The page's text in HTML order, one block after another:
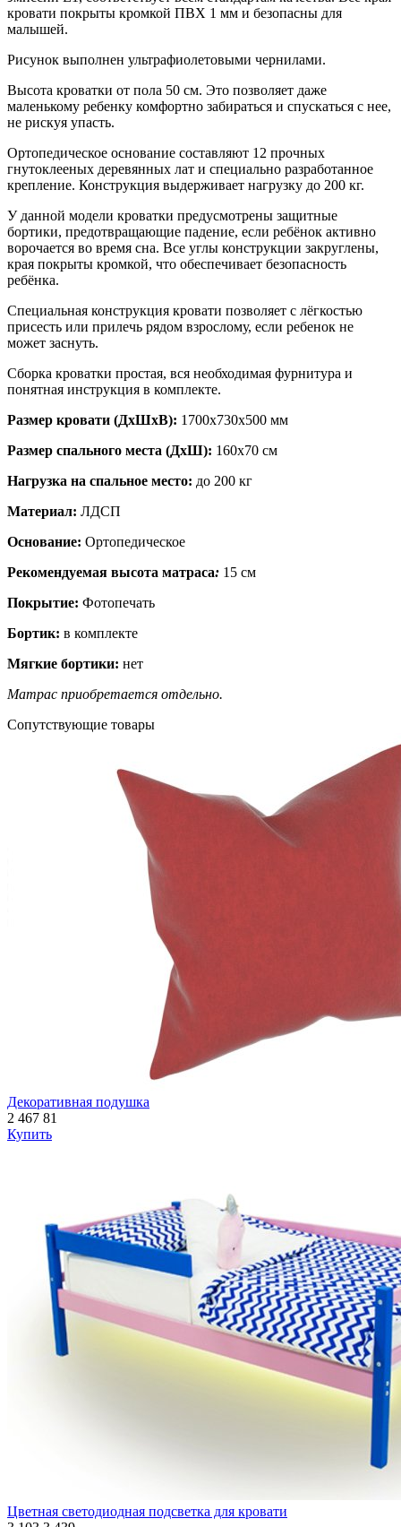
кровати покрыты кромкой ПВХ 1 мм и безопасны для
малышей.
Рисунок выполнен ультрафиолетовыми чернилами.
Высота кроватки от пола 50 см. Это позволяет даже
маленькому ребенку комфортно забираться и спускаться с нее,
не рискуя упасть.
Ортопедическое основание составляют 12 прочных
гнутоклееных деревянных лат и специально разработанное
крепление. Конструкция выдерживает нагрузку до 200 кг.
У данной модели кроватки предусмотрены защитные
бортики, предотвращающие падение, если ребёнок активно
ворочается во время сна. Все углы конструкции закруглены,
края покрыты кромкой, что обеспечивает безопасность
ребёнка.
Специальная конструкция кровати позволяет с лёгкостью
присесть или прилечь рядом взрослому, если ребенок не
может заснуть.
Сборка кроватки простая, вся необходимая фурнитура и
понятная инструкция в комплекте.
Размер кровати (ДхШхВ): 1700х730х500 мм
Размер спального места (ДхШ): 160х70 см
Нагрузка на спальное место: до 200 кг
Материал: ЛДСП
Основание: Ортопедическое
Рекомендуемая высота матраса: 15 см
Покрытие: Фотопечать
Бортик: в комплекте
Мягкие бортики: нет
Матрас приобретается отдельно.
Сопутствующие товары
Декоративная подушка
2 467 81
Купить
Цветная светодиодная подсветка для кровати